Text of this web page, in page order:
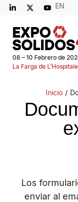
EN
08 – 10 Febrero de
La Farga de
Inicio /
Los
enviar al